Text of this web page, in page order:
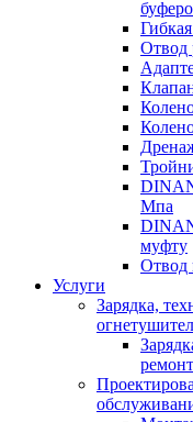
Отвод
Мпа
муфту
Отвод
Услуги
Зарядка,